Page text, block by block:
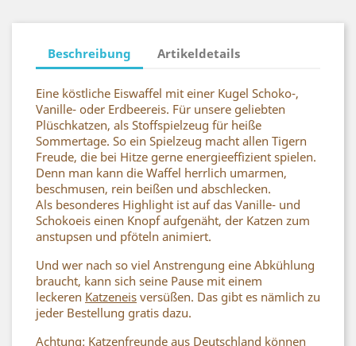
Beschreibung Artikeldetails
Eine köstliche Eiswaffel mit einer Kugel Schoko-,
Vanille- oder Erdbeereis. Für unsere geliebten
Plüschkatzen, als Stoffspielzeug für heiße
Sommertage. So ein Spielzeug macht allen Tigern
Freude, die bei Hitze gerne energieeffizient spielen.
Denn man kann die Waffel herrlich umarmen,
beschmusen, rein beißen und abschlecken.
Als besonderes Highlight ist auf das Vanille- und
Schokoeis einen Knopf aufgenäht, der Katzen zum
anstupsen und pföteln animiert.
Und wer nach so viel Anstrengung eine Abkühlung
braucht, kann sich seine Pause mit einem
leckeren Katzeneis versüßen. Das gibt es nämlich zu
jeder Bestellung gratis dazu.
Achtung: Katzenfreunde aus Deutschland können